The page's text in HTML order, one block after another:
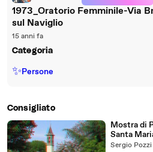
1973_Oratorio Femminile-Via
sul Naviglio
15 anni fa
Categoria
✨Persone
Consigliato
Mostra di
Santa
Naviglio in
Sergio Pozzi